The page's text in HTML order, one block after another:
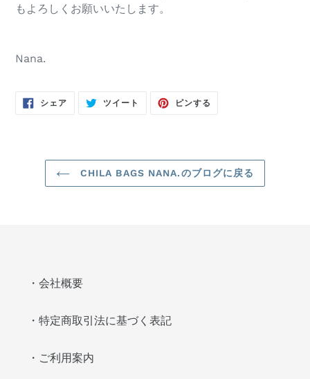
もよろしくお願いいたします。
Nana.
シェアFACEBOOKツイート
TWITTERピンする
CHILA BAGS NANA.のブログに戻る
・会社概要
・特定商取引法に基づく表記
・ご利用案内